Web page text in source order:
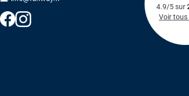
4.9/5 sur
Voir tous